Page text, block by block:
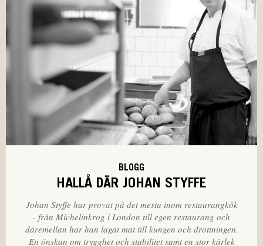
BLOGG
HALLÅ DÄR JOHAN STYFFE
Johan Styffe har provat på det mesta inom restaurangkök
- från Michelinkrog i London till egen restaurang och
däremellan har han lagat mat till kungen och drottningen.
En önskan om trygghet och stabilitet samt en stor kärlek